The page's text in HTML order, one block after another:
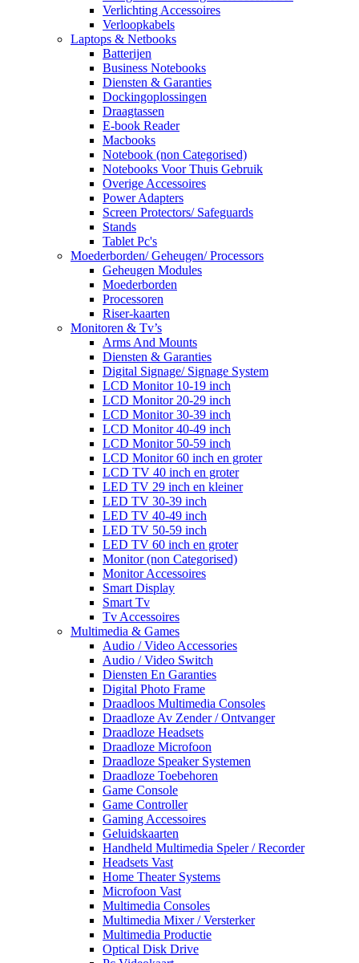
Verlichting Accessoires
Verloopkabels
Laptops & Netbooks
Batterijen
Business Notebooks
Diensten & Garanties
Dockingoplossingen
Draagtassen
E-book Reader
Macbooks
Notebook (non Categorised)
Notebooks Voor Thuis Gebruik
Overige Accessoires
Power Adapters
Screen Protectors/ Safeguards
Stands
Tablet Pc's
Moederborden/ Geheugen/ Processors
Geheugen Modules
Moederborden
Processoren
Riser-kaarten
Monitoren & Tv’s
Arms And Mounts
Diensten & Garanties
Digital Signage/ Signage System
LCD Monitor 10-19 inch
LCD Monitor 20-29 inch
LCD Monitor 30-39 inch
LCD Monitor 40-49 inch
LCD Monitor 50-59 inch
LCD Monitor 60 inch en groter
LCD TV 40 inch en groter
LED TV 29 inch en kleiner
LED TV 30-39 inch
LED TV 40-49 inch
LED TV 50-59 inch
LED TV 60 inch en groter
Monitor (non Categorised)
Monitor Accessoires
Smart Display
Smart Tv
Tv Accessoires
Multimedia & Games
Audio / Video Accessories
Audio / Video Switch
Diensten En Garanties
Digital Photo Frame
Draadloos Multimedia Consoles
Draadloze Av Zender / Ontvanger
Draadloze Headsets
Draadloze Microfoon
Draadloze Speaker Systemen
Draadloze Toebehoren
Game Console
Game Controller
Gaming Accessoires
Geluidskaarten
Handheld Multimedia Speler / Recorder
Headsets Vast
Home Theater Systems
Microfoon Vast
Multimedia Consoles
Multimedia Mixer / Versterker
Multimedia Productie
Optical Disk Drive